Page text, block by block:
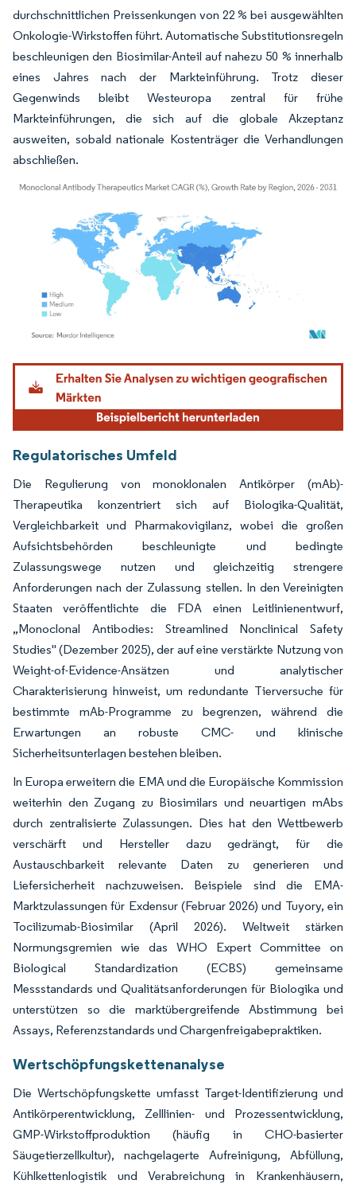
durchschnittlichen Preissenkungen von 22 % bei ausgewählten
Onkologie-Wirkstoffen führt. Automatische Substitutionsregeln
beschleunigen den Biosimilar-Anteil auf nahezu 50 % innerhalb
eines Jahres nach der Markteinführung. Trotz dieser
Gegenwinds bleibt Westeuropa zentral für frühe
Markteinführungen, die sich auf die globale Akzeptanz
ausweiten, sobald nationale Kostenträger die Verhandlungen
abschließen.
Bild © Mordor Intelligence. Wiederverwendung erfordert Namensnennung gemäß
Regulatorisches Umfeld
Die Regulierung von monoklonalen Antikörper (mAb)-
Therapeutika konzentriert sich auf Biologika-Qualität,
Vergleichbarkeit und Pharmakovigilanz, wobei die großen
Aufsichtsbehörden beschleunigte und bedingte
Zulassungswege nutzen und gleichzeitig strengere
Anforderungen nach der Zulassung stellen. In den Vereinigten
Staaten veröffentlichte die FDA einen Leitlinienentwurf,
„Monoclonal Antibodies: Streamlined Nonclinical Safety
Studies" (Dezember 2025), der auf eine verstärkte Nutzung von
Weight-of-Evidence-Ansätzen und analytischer
Charakterisierung hinweist, um redundante Tierversuche für
bestimmte mAb-Programme zu begrenzen, während die
Erwartungen an robuste CMC- und klinische
Sicherheitsunterlagen bestehen bleiben.
In Europa erweitern die EMA und die Europäische Kommission
weiterhin den Zugang zu Biosimilars und neuartigen mAbs
durch zentralisierte Zulassungen. Dies hat den Wettbewerb
verschärft und Hersteller dazu gedrängt, für die
Austauschbarkeit relevante Daten zu generieren und
Liefersicherheit nachzuweisen. Beispiele sind die EMA-
Marktzulassungen für Exdensur (Februar 2026) und Tuyory, ein
Tocilizumab-Biosimilar (April 2026). Weltweit stärken
Normungsgremien wie das WHO Expert Committee on
Biological Standardization (ECBS) gemeinsame
Messstandards und Qualitätsanforderungen für Biologika und
unterstützen so die marktübergreifende Abstimmung bei
Assays, Referenzstandards und Chargenfreigabepraktiken.
Wertschöpfungskettenanalyse
Die Wertschöpfungskette umfasst Target-Identifizierung und
Antikörperentwicklung, Zelllinien- und Prozessentwicklung,
GMP-Wirkstoffproduktion (häufig in CHO-basierter
Säugetierzellkultur), nachgelagerte Aufreinigung, Abfüllung,
Kühlkettenlogistik und Verabreichung in Krankenhäusern,